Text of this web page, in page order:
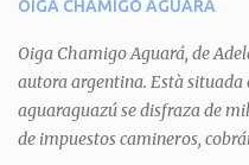
t
a
r
i
o
OIGA CHAMIGO AGUARA
Oiga Chamigo Aguará, de
autora argentina. Està situada
aguaraguazú se disfraza de
de impuestos camineros,